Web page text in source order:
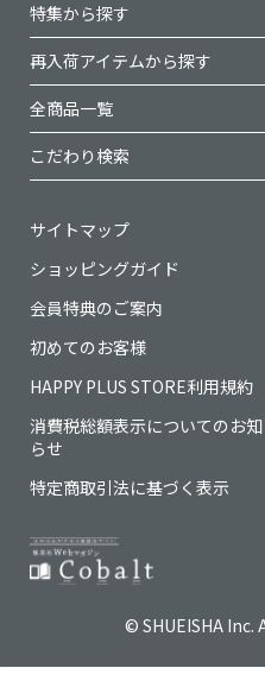
特集から探す
再入荷アイテムから探す
全商品一覧
こだわり検索
サイトマップ
ショッピングガイド
会員特典のご案内
初めてのお客様
HAPPY PLUS STORE利用規約
消費税総額表示についてのお知
らせ
特定商取引法に基づく表示
© SHUEISHA Inc.